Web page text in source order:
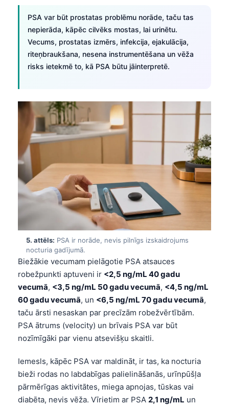
PSA var būt prostatas problēmu norāde, taču tas
nepierāda, kāpēc cilvēks mostas, lai urinētu.
Vecums, prostatas izmērs, infekcija, ejakulācija,
riteņbraukšana, nesena instrumentēšana un vēža
risks ietekmē to, kā PSA būtu jāinterpretē.
5. attēls: PSA ir norāde, nevis pilnīgs izskaidrojums
nocturia gadījumā.
Biežākie vecumam pielāgotie PSA atsauces
robežpunkti aptuveni ir <2,5 ng/mL 40 gadu
vecumā, <3,5 ng/mL 50 gadu vecumā, <4,5 ng/mL
60 gadu vecumā, un <6,5 ng/mL 70 gadu vecumā,
taču ārsti nesaskan par precīzām robežvērtībām.
PSA ātrums (velocity) un brīvais PSA var būt
nozīmīgāki par vienu atsevišķu skaitli.
Iemesls, kāpēc PSA var maldināt, ir tas, ka nocturia
bieži rodas no labdabīgas palielināšanās, urīnpūšļa
pārmērīgas aktivitātes, miega apnojas, tūskas vai
diabēta, nevis vēža. Vīrietim ar PSA 2,1 ng/mL un